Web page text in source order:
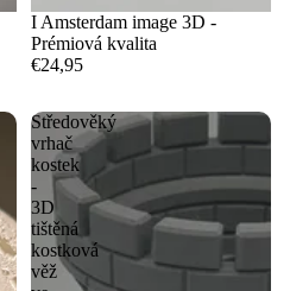
I Amsterdam image 3D -
Prémiová kvalita
€24,95
Středověký
vrhač
kostek
-
3D
tištěná
kostková
věž